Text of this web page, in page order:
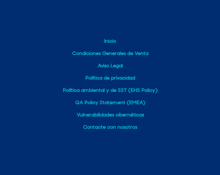
Inicio
Condiciones Generales de Venta
Aviso Legal
Política de privacidad
Política ambiental y de SST (EHS Policy)
QA Policy Statement (EMEA)
Vulnerabilidades cibernéticas
Contacte con nosotros